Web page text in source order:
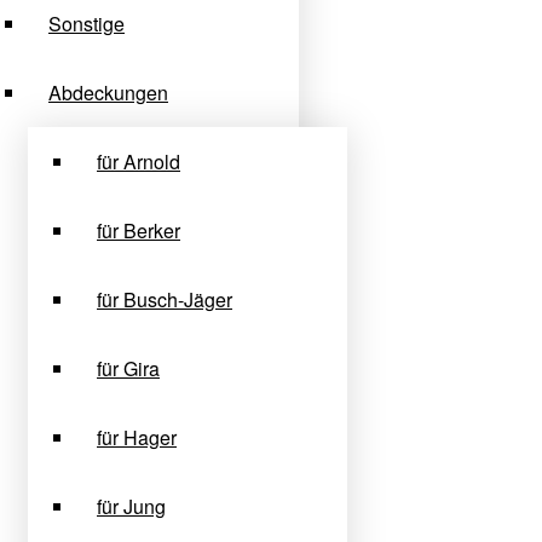
Sonstige
Abdeckungen
für Arnold
für Berker
für Busch-Jäger
für Gira
für Hager
für Jung